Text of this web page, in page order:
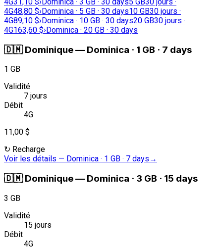
4G48,80 $›Dominica · 5 GB · 30 days10 GB30 jours ·
4G89,10 $›Dominica · 10 GB · 30 days20 GB30 jours ·
4G163,60 $›Dominica · 20 GB · 30 days
🇩🇲 Dominique— Dominica · 1 GB · 7 days
1 GB
Validité
7 jours
Débit
4G
11,00 $
↻ Recharge
Voir les détails — Dominica · 1 GB · 7 days →
🇩🇲 Dominique— Dominica · 3 GB · 15 days
3 GB
Validité
15 jours
Débit
4G